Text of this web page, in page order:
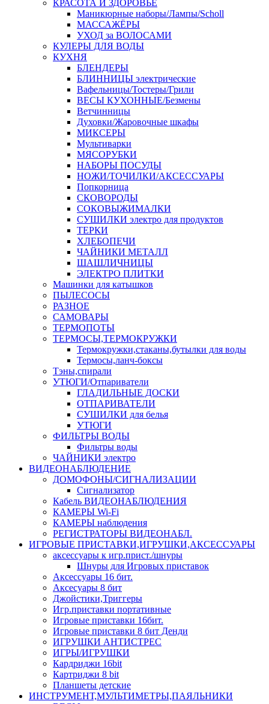
КРАСОТА И ЗДОРОВЬЕ
Маникюрные наборы/Лампы/Scholl
МАССАЖЁРЫ
УХОД за ВОЛОСАМИ
КУЛЕРЫ ДЛЯ ВОДЫ
КУХНЯ
БЛЕНДЕРЫ
БЛИННИЦЫ электрические
Вафельницы/Тостеры/Грили
ВЕСЫ КУХОННЫЕ/Безмены
Ветчинницы
Духовки/Жаровочные шкафы
МИКСЕРЫ
Мультиварки
МЯСОРУБКИ
НАБОРЫ ПОСУДЫ
НОЖИ/ТОЧИЛКИ/АКСЕССУАРЫ
Попкорница
СКОВОРОДЫ
СОКОВЫЖИМАЛКИ
СУШИЛКИ электро для продуктов
ТЕРКИ
ХЛЕБОПЕЧИ
ЧАЙНИКИ МЕТАЛЛ
ШАШЛИЧНИЦЫ
ЭЛЕКТРО ПЛИТКИ
Машинки для катышков
ПЫЛЕСОСЫ
РАЗНОЕ
САМОВАРЫ
ТЕРМОПОТЫ
ТЕРМОСЫ,ТЕРМОКРУЖКИ
Термокружки,стаканы,бутылки для воды
Термосы,ланч-боксы
Тэны,спирали
УТЮГИ/Отпариватели
ГЛАДИЛЬНЫЕ ДОСКИ
ОТПАРИВАТЕЛИ
СУШИЛКИ для белья
УТЮГИ
ФИЛЬТРЫ ВОДЫ
Фильтры воды
ЧАЙНИКИ электро
ВИДЕОНАБЛЮДЕНИЕ
ДОМОФОНЫ/СИГНАЛИЗАЦИИ
Сигнализатор
Кабель ВИДЕОНАБЛЮДЕНИЯ
КАМЕРЫ Wi-Fi
КАМЕРЫ наблюдения
РЕГИСТРАТОРЫ ВИДЕОНАБЛ.
ИГРОВЫЕ ПРИСТАВКИ,ИГРУШКИ,АКСЕССУАРЫ
аксесcуары к игр.прист./шнуры
Шнуры для Игровых приставок
Аксессуары 16 бит.
Аксесуары 8 бит
Джойстики,Триггеры
Игр.приставки портативные
Игровые приставки 16бит.
Игровые приставки 8 бит Денди
ИГРУШКИ АНТИСТРЕС
ИГРЫ/ИГРУШКИ
Кардриджи 16bit
Картриджи 8 bit
Планшеты детские
ИНСТРУМЕНТ,МУЛЬТИМЕТРЫ,ПАЯЛЬНИКИ